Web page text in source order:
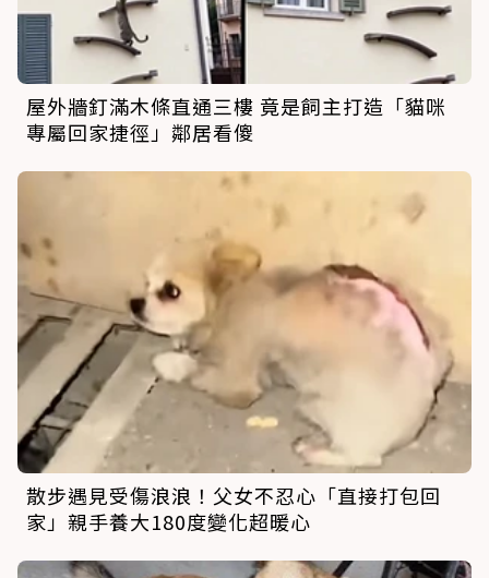
屋外牆釘滿木條直通三樓 竟是飼主打造「貓咪
專屬回家捷徑」鄰居看傻
散步遇見受傷浪浪！父女不忍心「直接打包回
家」親手養大180度變化超暖心